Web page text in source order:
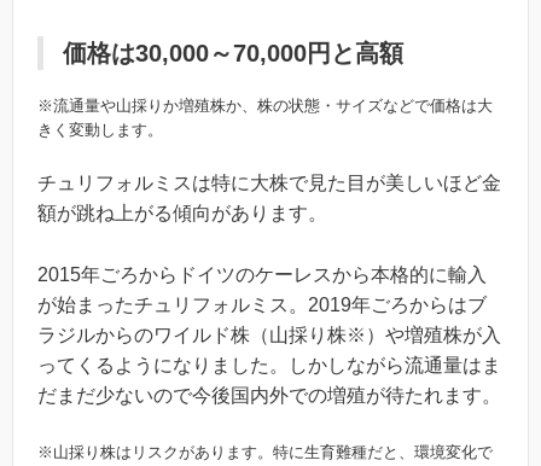
価格は30,000～70,000円と高額
※流通量や山採りか増殖株か、株の状態・サイズなどで価格は大
きく変動します。
チュリフォルミスは特に大株で見た目が美しいほど金
額が跳ね上がる傾向があります。
2015年ごろからドイツのケーレスから本格的に輸入
が始まったチュリフォルミス。2019年ごろからはブ
ラジルからのワイルド株（山採り株※）や増殖株が入
ってくるようになりました。しかしながら流通量はま
だまだ少ないので今後国内外での増殖が待たれます。
※山採り株はリスクがあります。特に生育難種だと、環境変化で